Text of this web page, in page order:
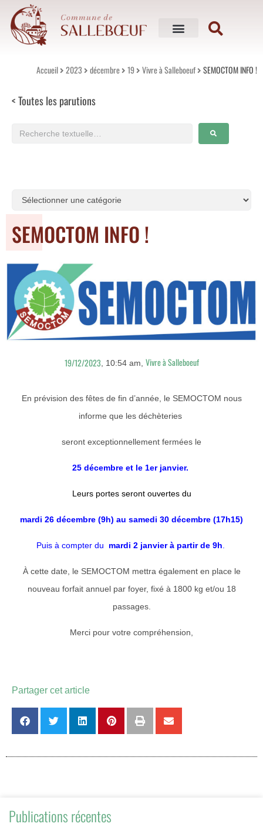
Accueil 2023 décembre 19 Vivre à Salleboeuf SEMOCTOM INFO !
< Toutes les parutions
SEMOCTOM INFO !
19/12/2023 10:54 am Vivre à Salleboeuf
En prévision des fêtes de fin d’année, le SEMOCTOM nous
informe que les déchèteries
seront exceptionnellement fermées le
25 décembre et le 1er janvier.
Leurs portes seront ouvertes du
mardi 26 décembre (9h) au samedi 30 décembre (17h15)
Puis à compter du mardi 2 janvier à partir de 9h
À cette date, le SEMOCTOM mettra également en place le
nouveau forfait annuel par foyer, fixé à 1800 kg et/ou 18
passages.
Merci pour votre compréhension,
Partager cet article
Publications récentes